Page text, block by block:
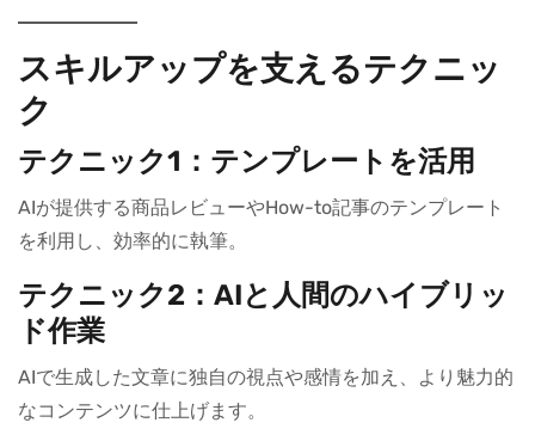
スキルアップを支えるテクニッ
ク
テクニック1：テンプレートを活用
AIが提供する商品レビューやHow-to記事のテンプレート
を利用し、効率的に執筆。
テクニック2：AIと人間のハイブリッ
ド作業
AIで生成した文章に独自の視点や感情を加え、より魅力的
なコンテンツに仕上げます。